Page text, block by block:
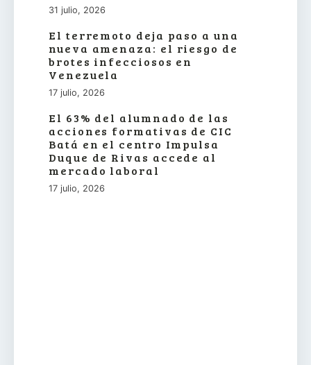
31 julio, 2026
El terremoto deja paso a una
nueva amenaza: el riesgo de
brotes infecciosos en
Venezuela
17 julio, 2026
El 63% del alumnado de las
acciones formativas de CIC
Batá en el centro Impulsa
Duque de Rivas accede al
mercado laboral
17 julio, 2026